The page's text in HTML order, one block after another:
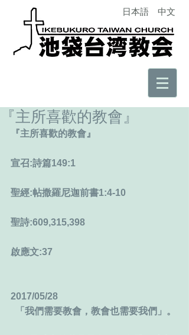
日本語 中文
『主所喜歡的教會』
『主所喜歡的教會』
宣召:詩篇149:1
聖經:帖撒羅尼迦前書1:4-10
聖詩:609,315,398
啟應文:37
2017/05/28
  「我們需要教會，教會也需要我們」。